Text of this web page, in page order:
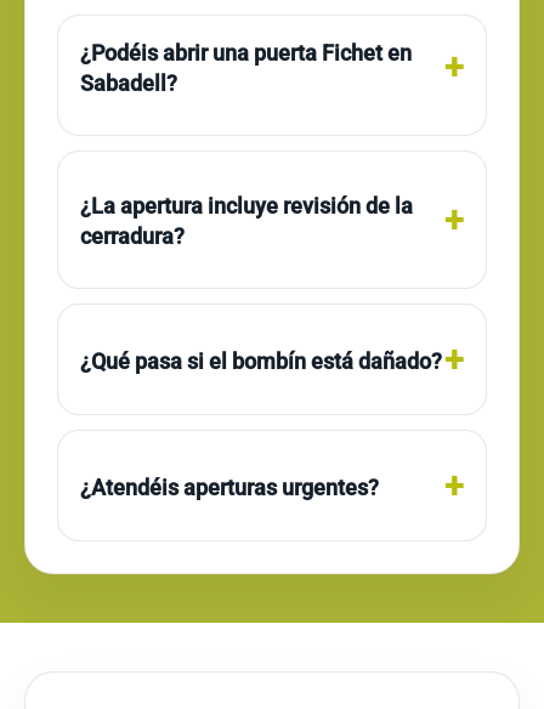
¿Podéis abrir una puerta Fichet en
Sabadell?
¿La apertura incluye revisión de la
cerradura?
¿Qué pasa si el bombín está dañado?
¿Atendéis aperturas urgentes?